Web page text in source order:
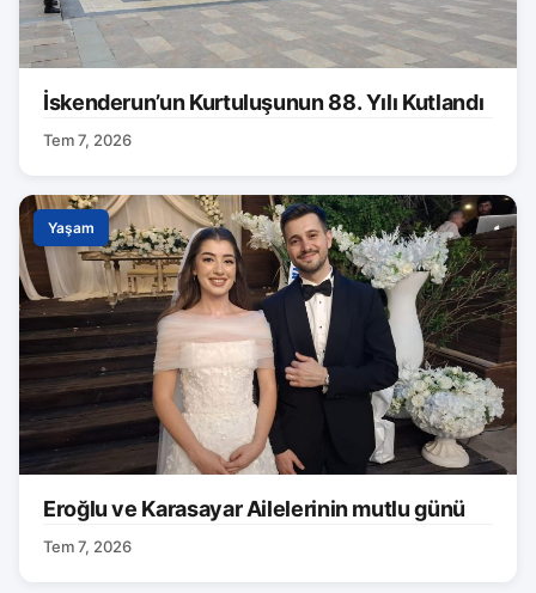
İskenderun’un Kurtuluşunun 88. Yılı Kutlandı
Tem 7, 2026
Yaşam
Eroğlu ve Karasayar Ailelerinin mutlu günü
Tem 7, 2026